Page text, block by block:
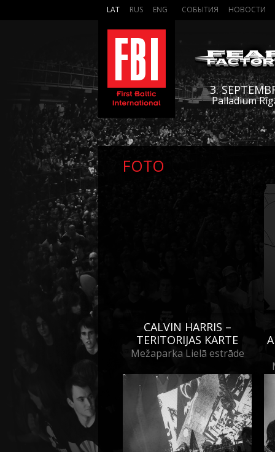
LAT RUS ENG СОБЫТИЯ НОВОСТИ
3.
Palladium
FOTO
CALVIN HARRIS –
TERITORIJAS KARTE
Mežaparka Lielā estrāde